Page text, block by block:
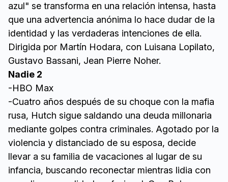
azul" se transforma en una relación intensa, hasta
que una advertencia anónima lo hace dudar de la
identidad y las verdaderas intenciones de ella.
Dirigida por Martín Hodara, con Luisana Lopilato,
Gustavo Bassani, Jean Pierre Noher.
Nadie 2
-HBO Max
-Cuatro años después de su choque con la mafia
rusa, Hutch sigue saldando una deuda millonaria
mediante golpes contra criminales. Agotado por la
violencia y distanciado de su esposa, decide
llevar a su familia de vacaciones al lugar de su
infancia, buscando reconectar mientras lidia con